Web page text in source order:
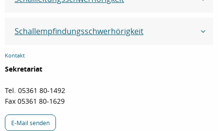
Schallempfindungsschwerhörigkeit
Kontakt
Sekretariat
Tel. 05361 80-1492
Fax 05361 80-1629
E-Mail senden